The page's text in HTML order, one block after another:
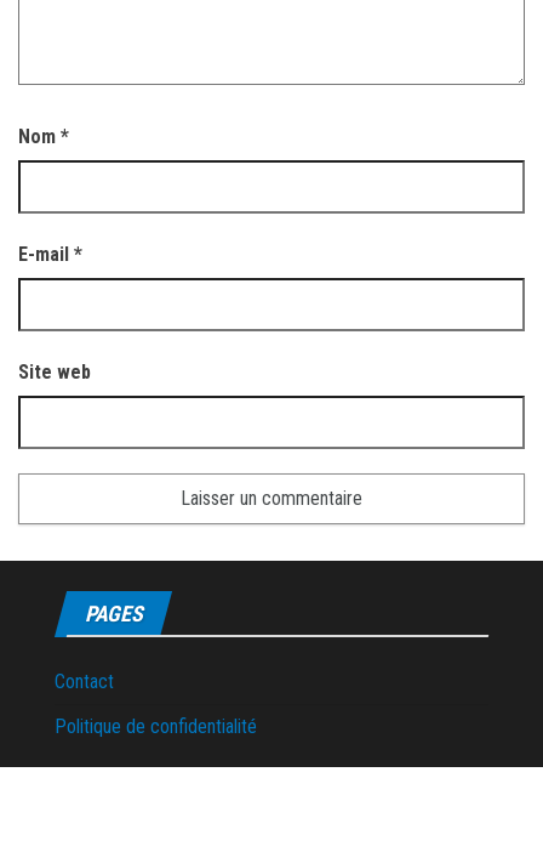
Nom *
E-mail *
Site web
PAGES
Contact
Politique de confidentialité